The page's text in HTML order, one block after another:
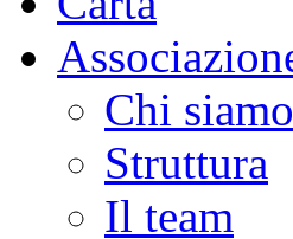
Chi siamo
Struttura
Il team